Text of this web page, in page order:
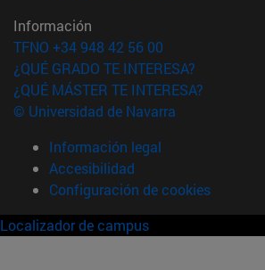
Información
TFNO +34 948 42 56 00
¿QUÉ GRADO TE INTERESA?
¿QUÉ MÁSTER TE INTERESA?
© Universidad de Navarra
Información legal
Accesibilidad
Configuración de cookies
Localizador de campus